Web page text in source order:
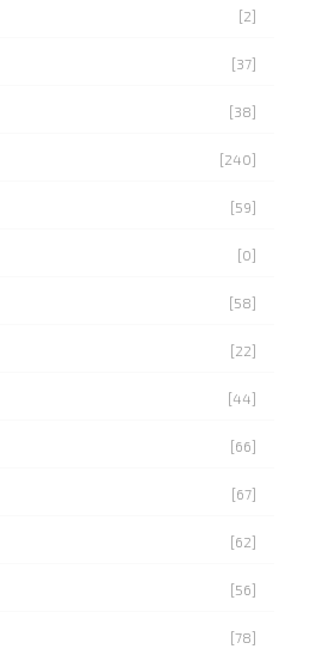
[2]
[37]
[38]
[240]
[59]
[0]
[58]
[22]
[44]
[66]
[67]
[62]
[56]
[78]